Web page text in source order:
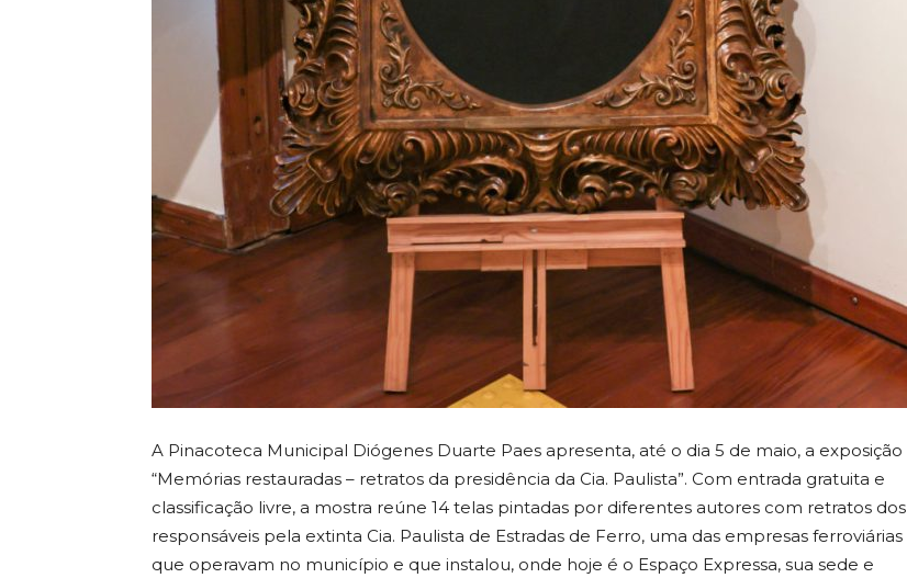
A Pinacoteca Municipal Diógenes Duarte Paes apresenta, até o dia 5 de maio, a exposição
“Memórias restauradas – retratos da presidência da Cia. Paulista”. Com entrada gratuita e
classificação livre, a mostra reúne 14 telas pintadas por diferentes autores com retratos dos
responsáveis pela extinta Cia. Paulista de Estradas de Ferro, uma das empresas ferroviárias
que operavam no município e que instalou, onde hoje é o Espaço Expressa, sua sede e